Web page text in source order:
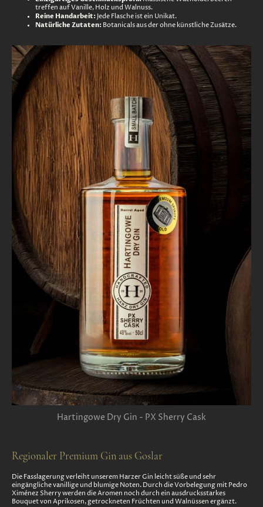
treffen auf Vanille, Holz und Walnuss.
Reine Handarbeit: Jede Flasche ist ein Unikat.
Natürliche Zutaten: Botanicals aus der ohne künstliche Zusätze.
Hartingowe Dry Gin - PX Sherry Cask
Regionaler Premium Gin aus Goslar
Die Fasslagerung verleiht unserem Harzer Gin leicht süße und sehr
eingängliche vanillige und blumige Noten. Durch die Vorbelegung mit Pedro
Ximénez Sherry werden die Aromen noch durch ein ausdrucksstarkes
Bouquet von Aprikosen, getrockneten Früchten und Walnüssen ergänzt.